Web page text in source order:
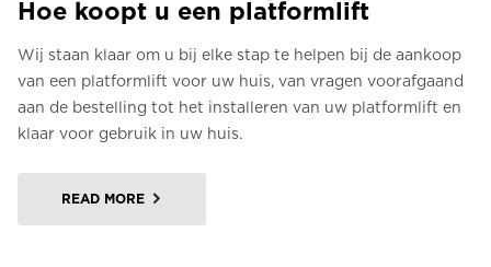
Hoe koopt u een platformlift
Wij staan klaar om u bij elke stap te helpen bij de aankoop
van een platformlift voor uw huis, van vragen voorafgaand
aan de bestelling tot het installeren van uw platformlift en
klaar voor gebruik in uw huis.
READ MORE